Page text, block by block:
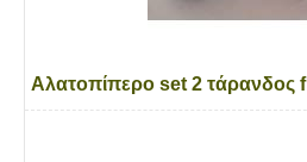
Αλατοπίπερο set 2 τάρανδος f